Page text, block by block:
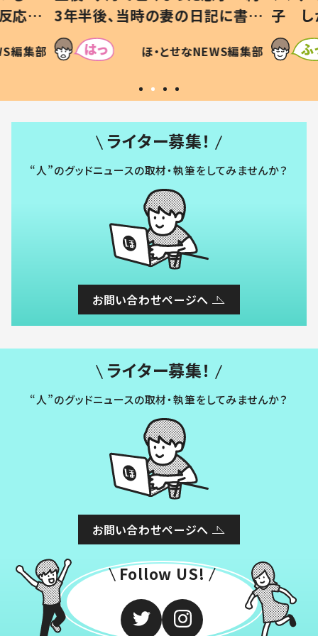
書い
編集部
子 しかしよく見ると…母「！？」
すべてを察した母の投稿に「可愛
いから許す！」「現行犯〜」
ほ・とせなNEWS編集部
ッド
作り
#令和
SNSで
ライター募集！
“人”のグッドニュースの取材・執筆をしてみませんか？
お問い合わせページへ
ライター募集！
“人”のグッドニュースの取材・執筆をしてみませんか？
お問い合わせページへ
Follow US!